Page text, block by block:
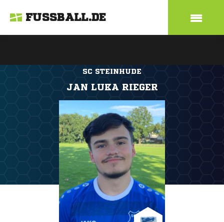
FUSSBALL.DE
SC STEINHUDE
JAN LUKA RIEGER